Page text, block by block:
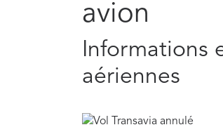
avion
Informations
aériennes